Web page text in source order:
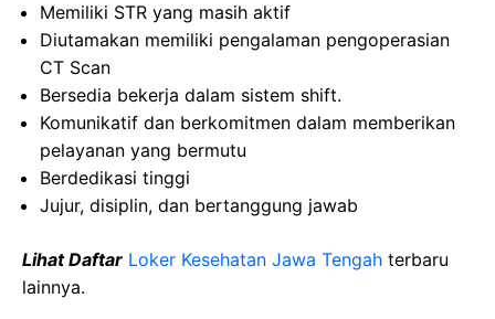
Memiliki STR yang masih aktif
Diutamakan memiliki pengalaman pengoperasian
CT Scan
Bersedia bekerja dalam sistem shift.
Komunikatif dan berkomitmen dalam memberikan
pelayanan yang bermutu
Berdedikasi tinggi
Jujur, disiplin, dan bertanggung jawab
Lihat Daftar Loker Kesehatan Jawa Tengah terbaru
lainnya.